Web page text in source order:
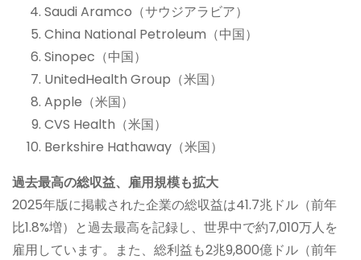
Saudi Aramco（サウジアラビア）
China National Petroleum（中国）
Sinopec（中国）
UnitedHealth Group（米国）
Apple（米国）
CVS Health（米国）
Berkshire Hathaway（米国）
過去最高の総収益、雇用規模も拡大
2025年版に掲載された企業の総収益は41.7兆ドル（前年
比1.8%増）と過去最高を記録し、世界中で約7,010万人を
雇用しています。また、総利益も2兆9,800億ドル（前年